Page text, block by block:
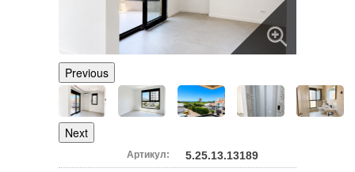
Previous
Next
Артикул: 5.25.13.13189